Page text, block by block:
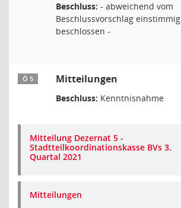
Beschluss: - abweichend vom
Beschlussvorschlag einstimmig
beschlossen -
Ö 5 Mitteilungen
Beschluss: Kenntnisnahme
Mitteilung Dezernat 5 -
Stadtteilkoordinationskasse BVs 3.
Quartal 2021
Mitteilungen